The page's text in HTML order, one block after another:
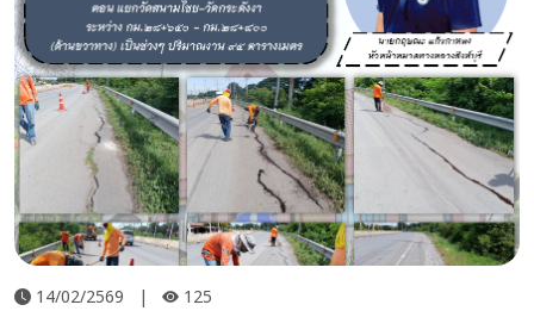
14/02/2569 | 125